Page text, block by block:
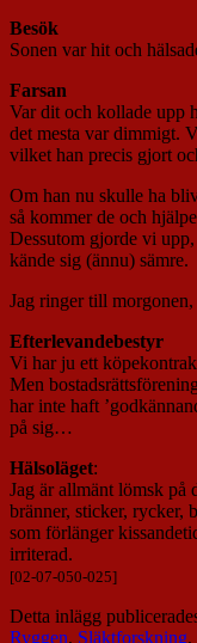
Besök
Sonen var hit och
Farsan
Var dit och kollade upp
det mesta var dimmigt.
vilket han precis gjort
Om han nu skulle ha
så kommer de och
Dessutom gjorde vi
kände sig (ännu) sämre.
Jag ringer till morgonen,
Efterlevandebestyr
Vi har ju ett
Men
har inte haft
på sig…
Hälsoläget:
Jag är allmänt lömsk på
bränner, sticker, rycker,
som förlänger
irriterad.
[02-07-050-025]
Detta inlägg
Ryggen, Släktforskning,